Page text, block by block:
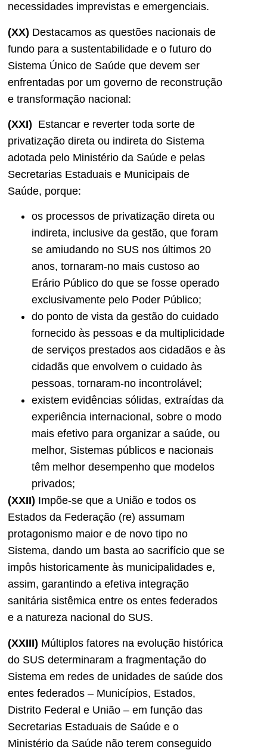
necessidades imprevistas e emergenciais.
(XX) Destacamos as questões nacionais de
fundo para a sustentabilidade e o futuro do
Sistema Único de Saúde que devem ser
enfrentadas por um governo de reconstrução
e transformação nacional:
(XXI) Estancar e reverter toda sorte de
privatização direta ou indireta do Sistema
adotada pelo Ministério da Saúde e pelas
Secretarias Estaduais e Municipais de
Saúde, porque:
os processos de privatização direta ou
indireta, inclusive da gestão, que foram
se amiudando no SUS nos últimos 20
anos, tornaram-no mais custoso ao
Erário Público do que se fosse operado
exclusivamente pelo Poder Público;
do ponto de vista da gestão do cuidado
fornecido às pessoas e da multiplicidade
de serviços prestados aos cidadãos e às
cidadãs que envolvem o cuidado às
pessoas, tornaram-no incontrolável;
existem evidências sólidas, extraídas da
experiência internacional, sobre o modo
mais efetivo para organizar a saúde, ou
melhor, Sistemas públicos e nacionais
têm melhor desempenho que modelos
privados;
(XXII) Impõe-se que a União e todos os
Estados da Federação (re) assumam
protagonismo maior e de novo tipo no
Sistema, dando um basta ao sacrifício que se
impôs historicamente às municipalidades e,
assim, garantindo a efetiva integração
sanitária sistêmica entre os entes federados
e a natureza nacional do SUS.
(XXIII) Múltiplos fatores na evolução histórica
do SUS determinaram a fragmentação do
Sistema em redes de unidades de saúde dos
entes federados – Municípios, Estados,
Distrito Federal e União – em função das
Secretarias Estaduais de Saúde e o
Ministério da Saúde não terem conseguido